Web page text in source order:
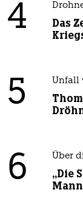
4
Das
5 Unfall
6 Über
„Die